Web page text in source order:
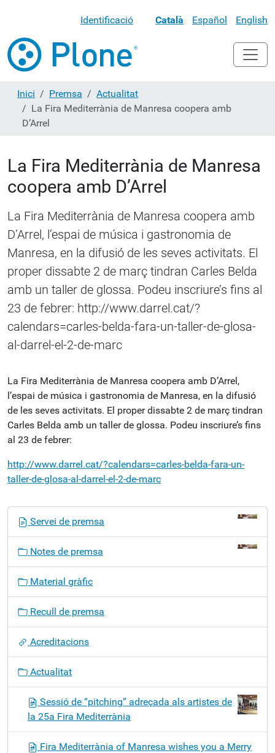
Identificació Català Español English
Inici Premsa
Actualitat
La Fira Mediterrània de Manresa coopera amb
D’Arrel
La Fira Mediterrània de Manresa
coopera amb D’Arrel
La Fira Mediterrània de Manresa coopera amb
D’Arrel, l’espai de música i gastronomia de
Manresa, en la difusió de les seves activitats. El
proper dissabte 2 de març tindran Carles Belda
amb un taller de glossa. Podeu inscriure’s fins al
23 de febrer: http://www.darrel.cat/?
calendars=carles-belda-fara-un-taller-de-glosa-
al-darrel-el-2-de-marc
La Fira Mediterrània de Manresa coopera amb D’Arrel,
l’espai de música i gastronomia de Manresa, en la difusió
de les seves activitats. El proper dissabte 2 de març tindran
Carles Belda amb un taller de glossa. Podeu inscriure’s fins
al 23 de febrer:
http://www.darrel.cat/?calendars=carles-belda-fara-un-
taller-de-glosa-al-darrel-el-2-de-marc
ó
Servei de premsa
Notes de premsa
Material gràfic
Recull de premsa
Acreditacions
Actualitat
Sessió de “pitching” adreçada als artistes de
la 25a Fira Mediterrània
Fira Mediterrània of Manresa wishes you a Merry